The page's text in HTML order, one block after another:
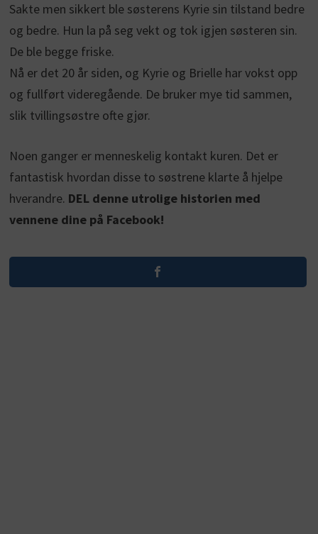
Sakte men sikkert ble søsterens Kyrie sin tilstand bedre
og bedre. Hun la på seg vekt og tok igjen søsteren sin.
De ble begge friske.
Nå er det 20 år siden, og Kyrie og Brielle har vokst opp
og fullført videregående. De bruker mye tid sammen,
slik tvillingsøstre ofte gjør.
Noen ganger er menneskelig kontakt kuren. Det er
fantastisk hvordan disse to søstrene klarte å hjelpe
hverandre. DEL denne utrolige historien med
vennene dine på Facebook!